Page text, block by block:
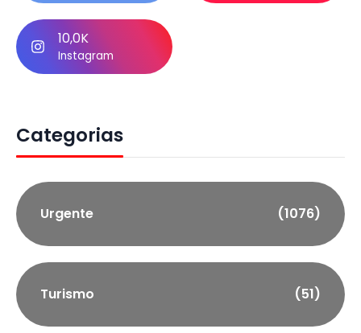
10,0K
Instagram
Categorias
Urgente (1076)
Turismo (51)